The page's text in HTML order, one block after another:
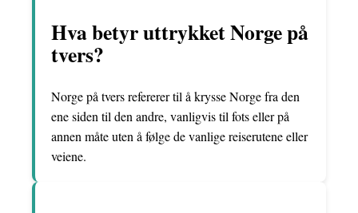
Hva betyr uttrykket Norge på
tvers?
Norge på tvers refererer til å krysse Norge fra den
ene siden til den andre, vanligvis til fots eller på
annen måte uten å følge de vanlige reiserutene eller
veiene.